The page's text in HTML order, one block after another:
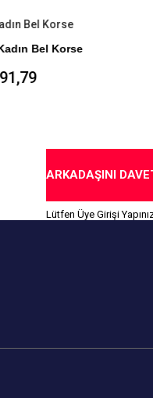
Bel Korse
Bel Korse
Polyemid %17 Elastan %1
ARKADAŞINI
Lütfen Üye Girişi